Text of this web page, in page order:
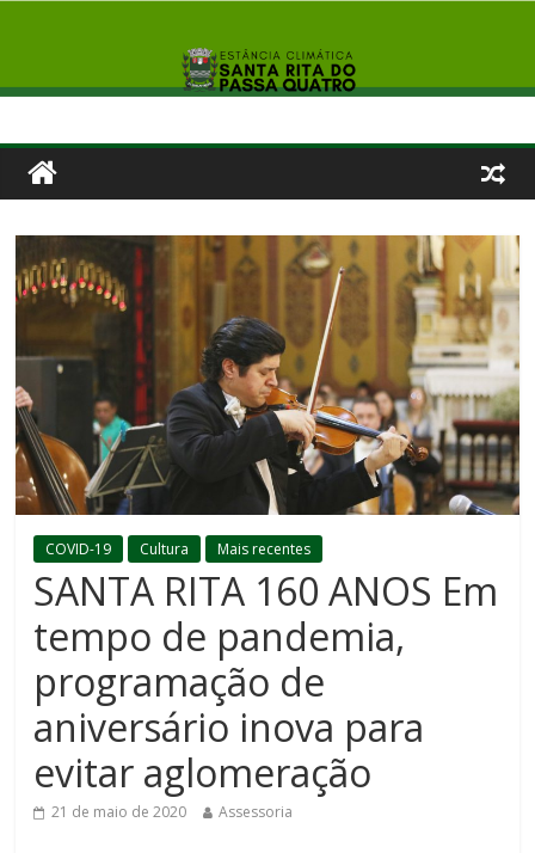
COVID-19 Cultura Mais recentes
SANTA RITA 160 ANOS Em
tempo de pandemia,
programação de
aniversário inova para
evitar aglomeração
21 de maio de 2020 Assessoria